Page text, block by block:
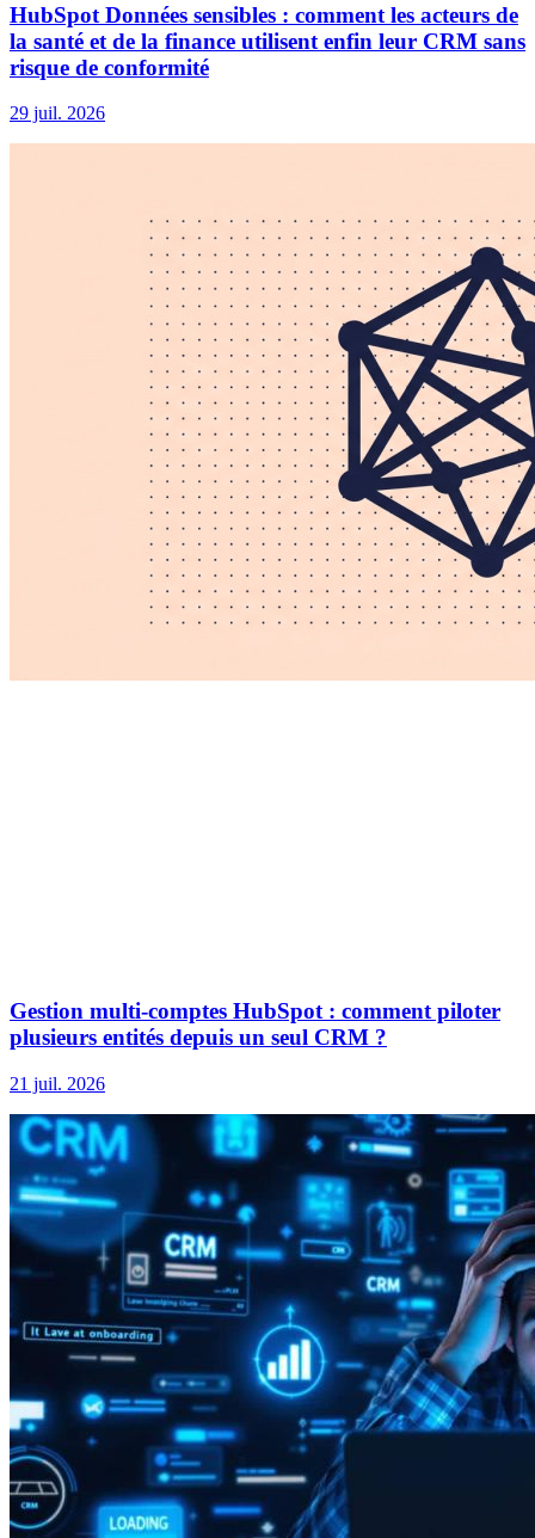
HubSpot Données sensibles : comment les acteurs de
la santé et de la finance utilisent enfin leur CRM sans
risque de conformité
29 juil. 2026
Gestion multi-comptes HubSpot : comment piloter
plusieurs entités depuis un seul CRM ?
21 juil. 2026